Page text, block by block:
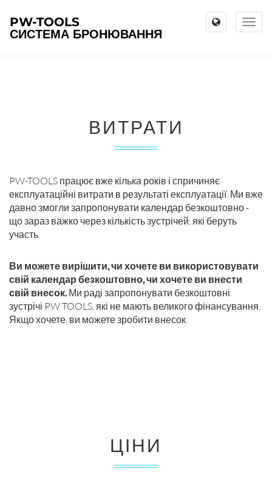
Toggle
PW-TOOLS
СИСТЕМА БРОНЮВАННЯ
ВИТРАТИ
PW-TOOLS працює вже кілька років і спричиняє
експлуатаційні витрати в результаті експлуатації. Ми вже
давно змогли запропонувати календар безкоштовно -
що зараз важко через кількість зустрічей, які беруть
участь.
Ви можете вирішити, чи хочете ви використовувати
свій календар безкоштовно, чи хочете ви внести
свій внесок.Ми раді запропонувати безкоштовні
зустрічі PW TOOLS, які не мають великого фінансування.
Якщо хочете, ви можете зробити внесок.
ЦІНИ